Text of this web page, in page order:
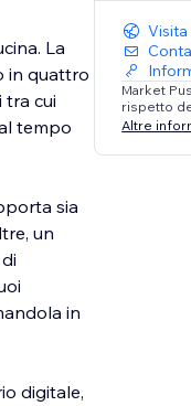
La
in quattro
tra cui
tempo
sia
un
in
digitale,
Market
rispetto
Altre